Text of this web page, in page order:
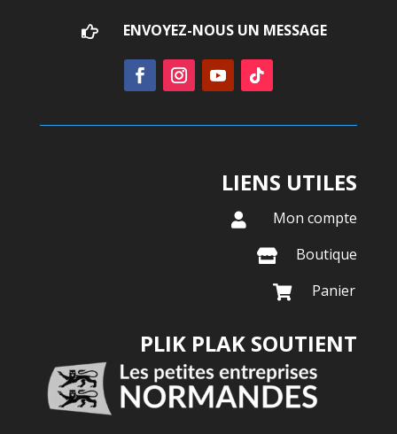
 ENVOYEZ-NOUS UN MESSAGE
LIENS UTILES
 Mon compte
 Boutique
 Panier
PLIK PLAK SOUTIENT